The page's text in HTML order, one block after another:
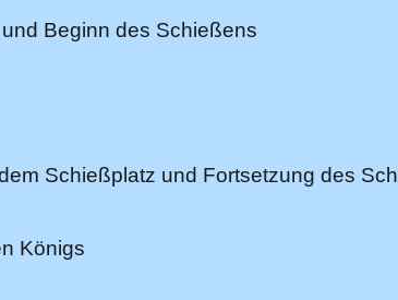
Beginn des Schießens
Schießplatz und Fortsetzung des
Königs